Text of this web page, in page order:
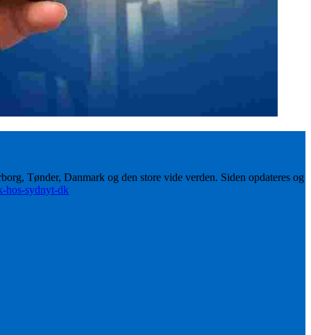
Tønder, Danmark og den store vide verden. Siden opdateres og
hos-sydnyt-dk